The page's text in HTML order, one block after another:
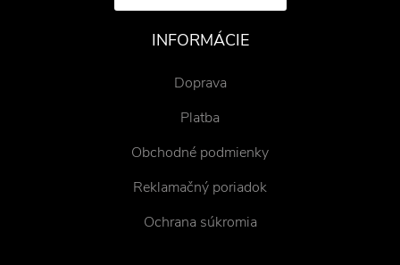
INFORMÁCIE
Doprava
Platba
Obchodné podmienky
Reklamačný poriadok
Ochrana súkromia